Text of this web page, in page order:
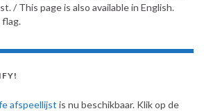
/ This page is also available in English.
flag.
afspeellijst is nu beschikbaar. Klik op de